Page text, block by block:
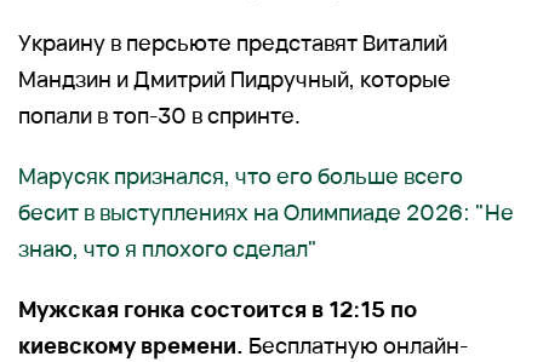
Украину в персьюте представят Виталий
Мандзин и Дмитрий Пидручный, которые
попали в топ-30 в спринте.
Марусяк признался, что его больше всего
бесит в выступлениях на Олимпиаде 2026: "Не
знаю, что я плохого сделал"
Мужская гонка состоится в 12:15 по
киевскому времени. Бесплатную онлайн-